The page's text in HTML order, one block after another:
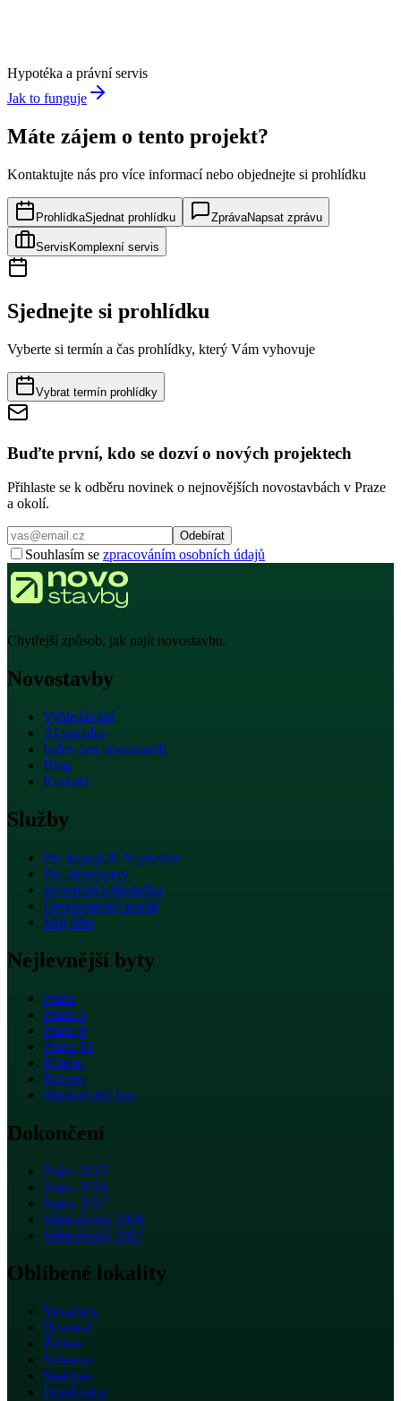
Hypotéka a právní servis
Jak to funguje
Máte zájem o tento projekt?
Kontaktujte nás pro více informací nebo objednejte si prohlídku
ProhlídkaSjednat prohlídku ZprávaNapsat zprávu
Servis Komplexní servis
Sjednejte si prohlídku
Vyberte si termín a čas prohlídky, který Vám vyhovuje
Vybrat termín prohlídky
Buďte první, kdo se dozví o nových projektech
Přihlaste se k odběru novinek o nejnovějších novostavbách v Praze
a okolí.
Odebírat
Souhlasím se zpracováním osobních údajů
Chytřejší způsob, jak najít novostavbu.
Novostavby
Vyhledávání
AI poradce
Index cen novostaveb
Blog
Kontakt
Služby
Pro kupující0 % provize
Pro developery
Investiční kalkulačka
Developerský portál
Můj účet
Nejlevnější byty
Praha
Praha 5
Praha 9
Praha 10
Kladno
Beroun
Středočeský kraj
Dokončení
Praha 2025
Praha 2026
Praha 2027
Středočeský 2026
Středočeský 2027
Oblíbené lokality
Vysočany
Hostivař
Žižkov
Vršovice
Smíchov
Holešovice